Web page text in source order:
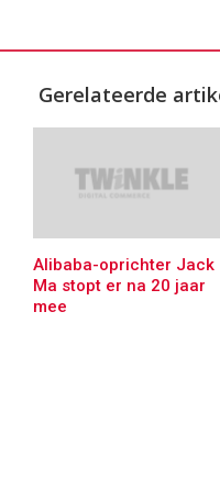
Gerelateerde
Alibaba-oprichter Jack
Ma stopt er na 20 jaar
mee